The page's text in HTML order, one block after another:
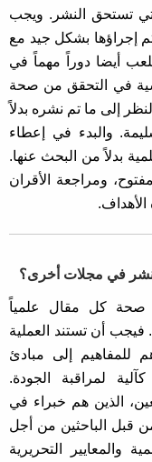
التي تستحق النشر. ويجب
إجراؤها بشكل جيد مع
تلعب أيضا دوراً مهماً في
في التحقق من صحة
إلى ما تم نشره بدلاً
والبدء في إعطاء
بدلاً من البحث عنها.
ومراجعة الأقران
الأهداف.
في مجلات أخرى؟
صحة كل مقال علمياً
أن تستند العملية
للمفاهيم إلى مبادئ
لمراقبة الجودة.
الذين هم خبراء في
قبل الباحثين من أجل
والمعايير التحريرية